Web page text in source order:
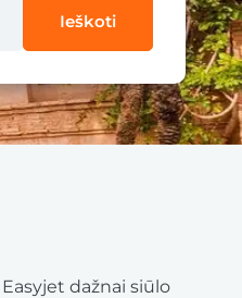
Ieškoti
dažnai siūlo